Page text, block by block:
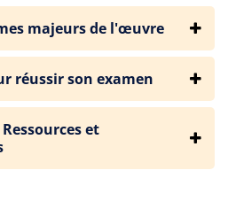
majeurs de l'œuvre
réussir son examen
et